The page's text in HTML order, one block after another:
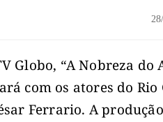
Globo, “A Nobreza do
com os atores do Rio
Ferrario. A